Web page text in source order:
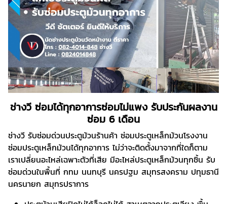
ช่างวี ซ่อมได้ทุกอาการซ่อมไม่แพง รับประกันผลงาน
ซ่อม 6 เดือน
ช่างวี รับซ่อมด่วนประตูม้วนร้านค้า ซ่อมประตูเหล็กม้วนโรงงาน
ซ่อมประตูเหล็กม้วนได้ทุกอาการ ไม่ว่าจะติดตั้งมาจากที่ใดก็ตาม
เราเปลี่ยนอะไหล่เฉพาะตัวที่เสีย มีอะไหล่ประตูเหล็กม้วนทุกชิ้น รับ
ซ่อมด่วนในพื้นที่ กทม นนทบุรี นครปฐม สมุทรสงคราม ปทุมธานี
นครนายก สมุทรปราการ